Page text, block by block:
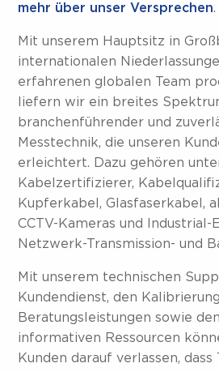
mehr über unser Versprechen.
Mit unserem Hauptsitz in
internationalen
erfahrenen globalen Team
liefern wir ein breites
branchenführender und
Messtechnik, die unseren
erleichtert. Dazu gehören
Kabelzertifizierer,
Kupferkabel, Glasfaserkabel,
CCTV-Kameras und
Netzwerk-Transmission- und
Mit unserem technischen
Kundendienst, den
Beratungsleistungen sowie
informativen Ressourcen
Kunden darauf verlassen,